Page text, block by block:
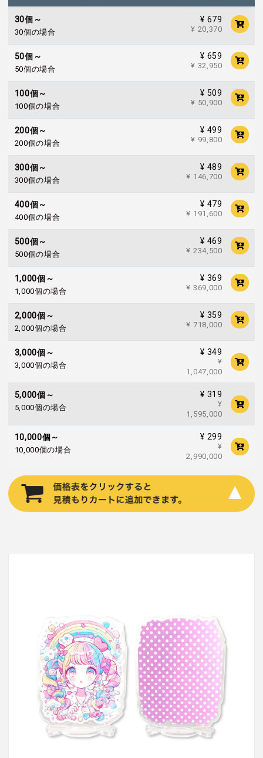
30個～
30個の場合
¥ 679
¥ 20,370
50個～
50個の場合
¥ 659
¥ 32,950
100個～
100個の場合
¥ 509
¥ 50,900
200個～
200個の場合
¥ 499
¥ 99,800
300個～
300個の場合
¥ 489
¥ 146,700
400個～
400個の場合
¥ 479
¥ 191,600
500個～
500個の場合
¥ 469
¥ 234,500
1,000個～
1,000個の場合
¥ 369
¥ 369,000
2,000個～
2,000個の場合
¥ 359
¥ 718,000
3,000個～
3,000個の場合
¥ 349
¥
1,047,000
5,000個～
5,000個の場合
¥ 319
¥
1,595,000
10,000個～
10,000個の場合
¥ 299
¥
2,990,000